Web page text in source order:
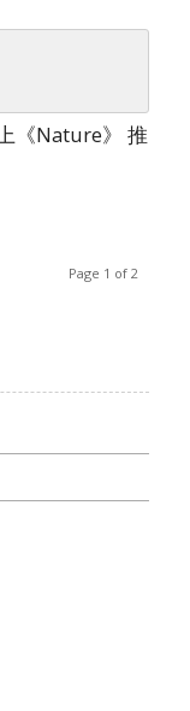
《Nature》 推
Page 1 of 2